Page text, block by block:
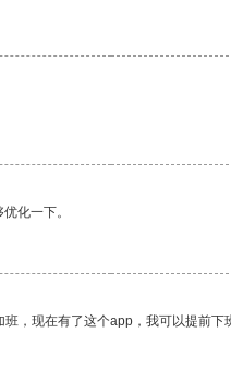
化一下。
，现在有了这个app，我可以提前下